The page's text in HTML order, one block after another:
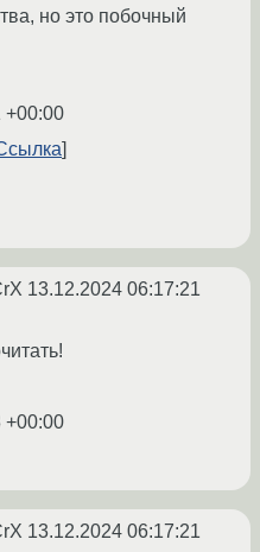
но это побочный
+00:00
13.12.2024 06:17:21
+00:00
13.12.2024 06:17:21